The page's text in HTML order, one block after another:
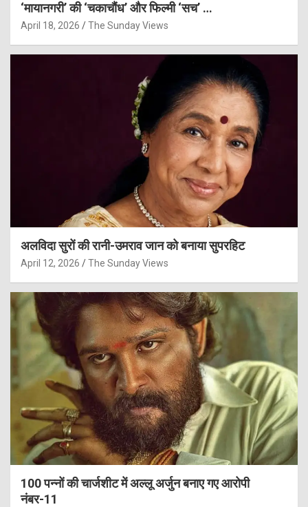
‘मायानगरी’ की ‘चकाचौंध’ और फिल्मी ‘सच’ …
April 18, 2026 The Sunday Views
अलविदा सुरों की रानी-उमराव जान को बनाया सुपरहिट
April 12, 2026 The Sunday Views
100 पन्नों की चार्जशीट में अल्लू अर्जुन बनाए गए आरोपी
नंबर-11